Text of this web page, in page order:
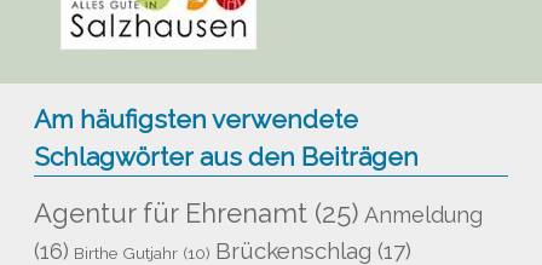
Am häufigsten verwendete
Schlagwörter aus den Beiträgen
Agentur für Ehrenamt (25) Anmeldung
(16) Birthe Gutjahr (10) Brückenschlag (17)